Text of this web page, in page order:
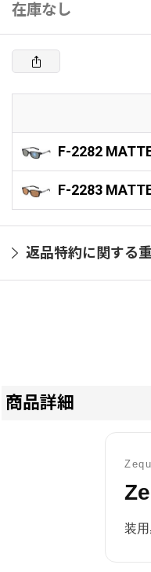
在庫なし
F-2282
F-2283
返品特約に関する
商品詳細
装